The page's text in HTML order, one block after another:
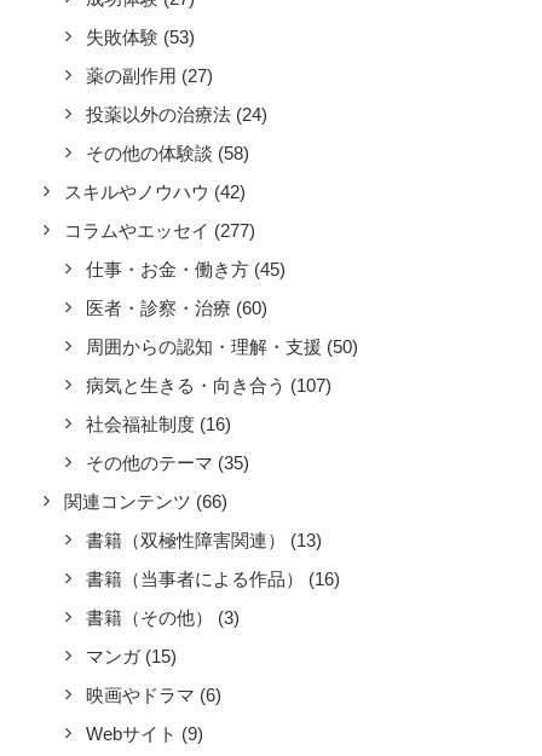
失敗体験 (53)
薬の副作用 (27)
投薬以外の治療法 (24)
その他の体験談 (58)
スキルやノウハウ (42)
コラムやエッセイ (277)
仕事・お金・働き方 (45)
医者・診察・治療 (60)
周囲からの認知・理解・支援 (50)
病気と生きる・向き合う (107)
社会福祉制度 (16)
その他のテーマ (35)
関連コンテンツ (66)
書籍（双極性障害関連）
(13)
書籍（当事者による作品）
(16)
書籍（その他）
(3)
マンガ (15)
映画やドラマ (6)
Webサイト (9)